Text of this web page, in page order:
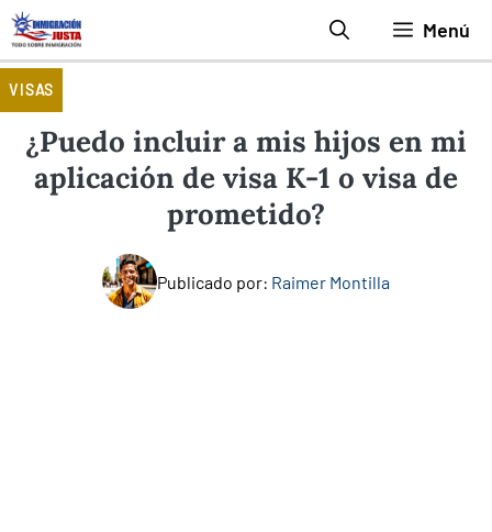
Saltar
al
contenido
Menú
VISAS
¿Puedo incluir a mis hijos en mi
aplicación de visa K-1 o visa de
prometido?
Publicado por: Raimer Montilla